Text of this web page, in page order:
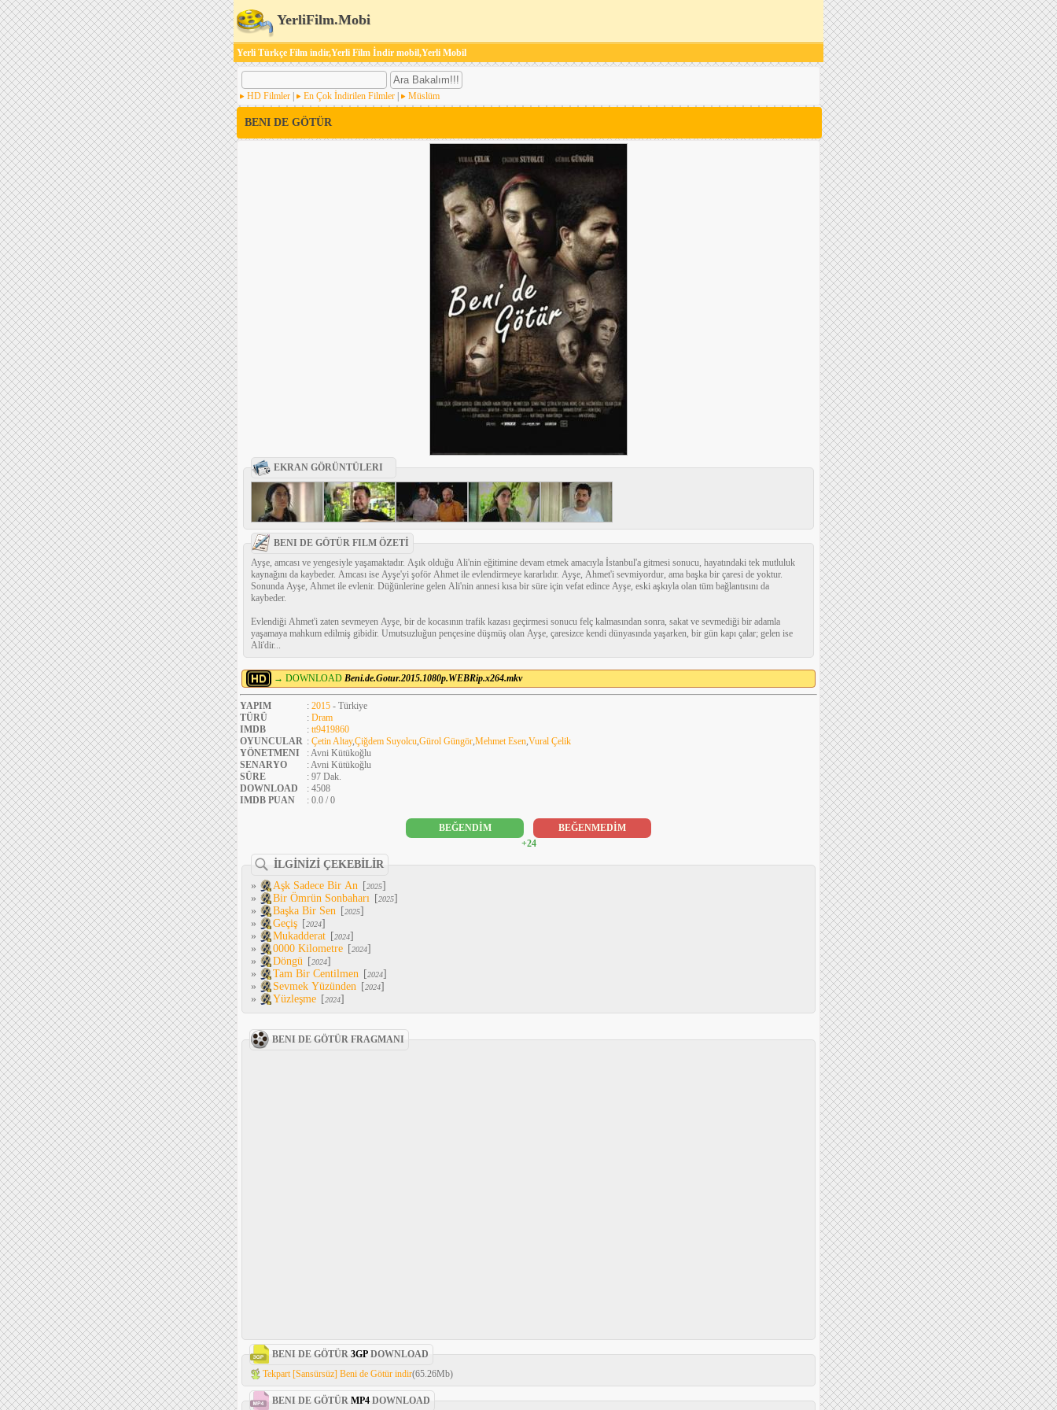
YerliFilm.Mobi
Yerli Türkçe Film indir,Yerli Film İndir mobil,Yerli Mobil
HD Filmler En Çok İndirilen Filmler Müslüm
BENI DE GÖTÜR
EKRAN GÖRÜNTÜLERI
BENI DE GÖTÜR FILM ÖZETİ
Ayşe, amcası ve yengesiyle yaşamaktadır. Aşık olduğu Ali'nin eğitimine devam etmek amacıyla İstanbul'a gitmesi sonucu, hayatındaki tek mutluluk
kaynağını da kaybeder. Amcası ise Ayşe'yi şoför Ahmet ile evlendirmeye kararlıdır. Ayşe, Ahmet'i sevmiyordur, ama başka bir çaresi de yoktur.
Sonunda Ayşe, Ahmet ile evlenir. Düğünlerine gelen Ali'nin annesi kısa bir süre için vefat edince Ayşe, eski aşkıyla olan tüm bağlantısını da
kaybeder.
Evlendiği Ahmet'i zaten sevmeyen Ayşe, bir de kocasının trafik kazası geçirmesi sonucu felç kalmasından sonra, sakat ve sevmediği bir adamla
yaşamaya mahkum edilmiş gibidir. Umutsuzluğun pençesine düşmüş olan Ayşe, çaresizce kendi dünyasında yaşarken, bir gün kapı çalar; gelen ise
Ali'dir...
→ DOWNLOAD Beni.de.Gotur.2015.1080p.WEBRip.x264.mkv
YAPIM : 2015 - Türkiye
TÜRÜ
: Dram
IMDB
: tt9419860
OYUNCULAR : Çetin Altay,Çiğdem Suyolcu,Gürol Güngör,Mehmet Esen,Vural Çelik
YÖNETMENI
: Avni Kütükoğlu
SENARYO
: Avni Kütükoğlu
SÜRE
: 97 Dak.
DOWNLOAD
: 4508
IMDB PUAN
: 0.0 / 0
BEĞENDİM
BEĞENMEDİM
+24
İLGİNİZİ ÇEKEBİLİR
»
Aşk Sadece Bir An [2025]
»
Bir Ömrün Sonbaharı [2025]
»
Başka Bir Sen [2025]
»
Geçiş [2024]
»
Mukadderat [2024]
»
0000 Kilometre [2024]
»
Döngü [2024]
»
Tam Bir Centilmen [2024]
»
Sevmek Yüzünden [2024]
»
Yüzleşme [2024]
BENI DE GÖTÜR FRAGMANI
BENI DE GÖTÜR 3GP DOWNLOAD
Tekpart [Sansürsüz] Beni de Götür indir(65.26Mb)
BENI DE GÖTÜR MP4 DOWNLOAD